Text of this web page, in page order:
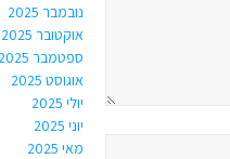
נובמבר 2025
אוקטובר 2025
ספטמבר 2025
אוגוסט 2025
יולי 2025
יוני 2025
מאי 2025